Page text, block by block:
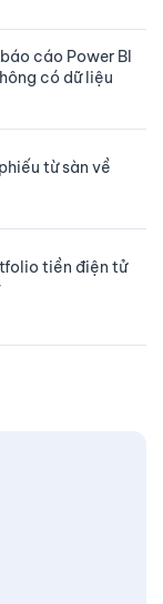
cáo Power BI
có dữ liệu
từ sàn về
tiền điện tử